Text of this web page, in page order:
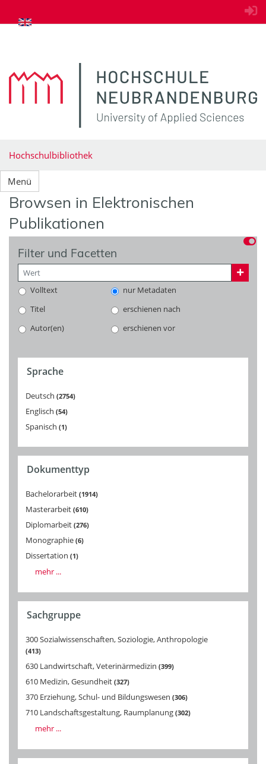
zum Inhalt springen
Hochschulbibliothek
Menü
Browsen in Elektronischen
Publikationen
Filter und Facetten
Volltext
nur Metadaten
Titel
erschienen nach
Autor(en)
erschienen vor
Sprache
Deutsch 2754
Englisch 54
Spanisch 1
Dokumenttyp
Bachelorarbeit 1914
Masterarbeit 610
Diplomarbeit 276
Monographie 6
Dissertation 1
mehr ...
Sachgruppe
300 Sozialwissenschaften, Soziologie, Anthropologie
413
630 Landwirtschaft, Veterinärmedizin 399
610 Medizin, Gesundheit 327
370 Erziehung, Schul- und Bildungswesen 306
710 Landschaftsgestaltung, Raumplanung 302
mehr ...